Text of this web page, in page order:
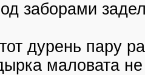
заборами
дурень пару
маловата не